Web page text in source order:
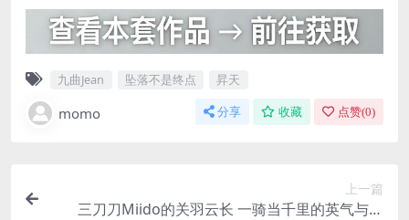
九曲Jean 坠落不是终点 昇天
momo 分享 收藏 点赞(0)
上一篇
三刀刀Miido的关羽云长 一骑当千里的英气与柔